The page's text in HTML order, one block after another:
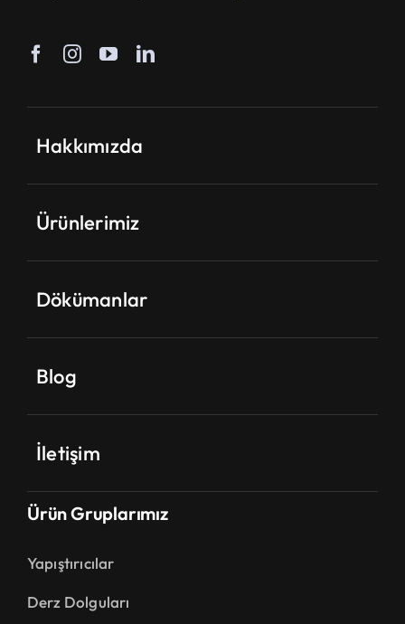
Hakkımızda
Ürünlerimiz
Dökümanlar
Blog
İletişim
Ürün Gruplarımız
Yapıştırıcılar
Derz Dolguları